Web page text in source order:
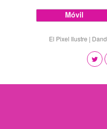
Móvil
El Pixel Ilustre |